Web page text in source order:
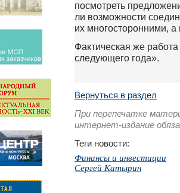
посмотреть
ли возможности
их многосторонними,
Фактическая же
следующего года».
Вернуться в раздел
При перепечатке
интернет-издание
Теги новости:
Финансы и инвестиции
Сергей Катырин